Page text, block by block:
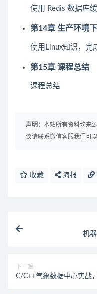
使用 Redis 数据库
第14章 生产环境
使用Linux知识，完
第15章 课程总结
课程总结
声明： 本站所有资料均来
议请联系微信客服我们可
收藏 海报
机
下一篇
C/C++气象数据中心实战